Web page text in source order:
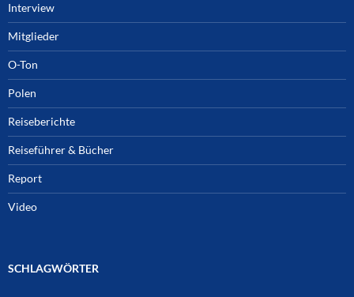
Interview
Mitglieder
O-Ton
Polen
Reiseberichte
Reiseführer & Bücher
Report
Video
SCHLAGWÖRTER